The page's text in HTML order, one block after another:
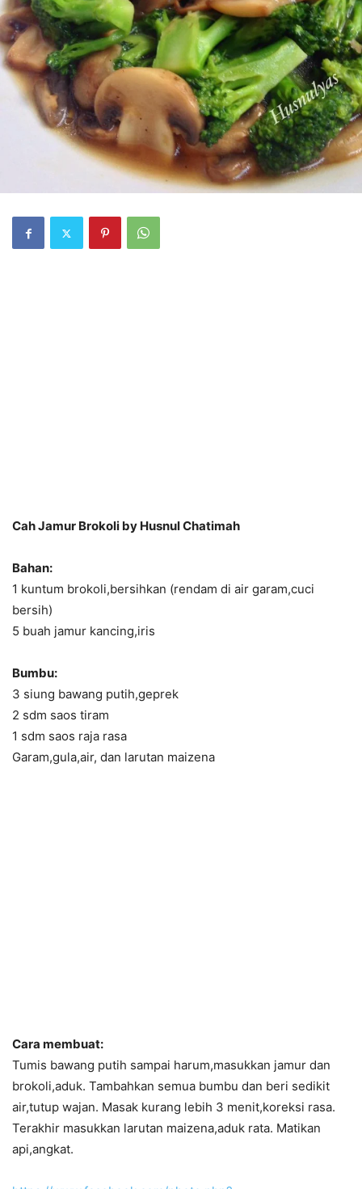
Cah Jamur Brokoli by Husnul Chatimah
Bahan:
1 kuntum brokoli,bersihkan (rendam di air garam,cuci
bersih)
5 buah jamur kancing,iris
Bumbu:
3 siung bawang putih,geprek
2 sdm saos tiram
1 sdm saos raja rasa
Garam,gula,air, dan larutan maizena
Cara membuat:
Tumis bawang putih sampai harum,masukkan jamur dan
brokoli,aduk. Tambahkan semua bumbu dan beri sedikit
air,tutup wajan. Masak kurang lebih 3 menit,koreksi rasa.
Terakhir masukkan larutan maizena,aduk rata. Matikan
api,angkat.